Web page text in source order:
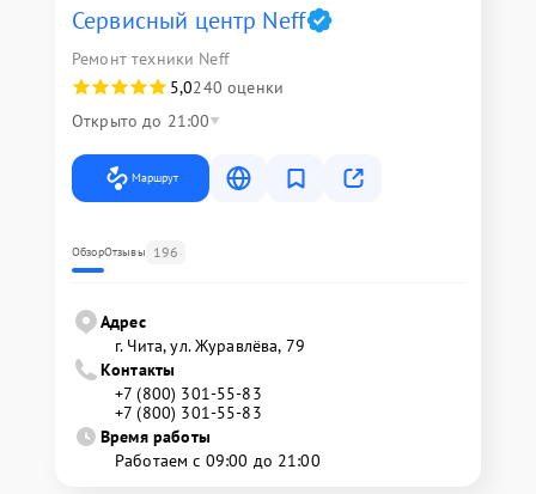
Сервисный центр Neff
Ремонт техники Neff
5,0240 оценки
Открыто до 21:00
Маршрут
ОбзорОтзывы 196
Адрес
г. Чита, ул. Журавлёва, 79
Контакты
+7 (800) 301-55-83
+7 (800) 301-55-83
Время работы
Работаем с 09:00 до 21:00